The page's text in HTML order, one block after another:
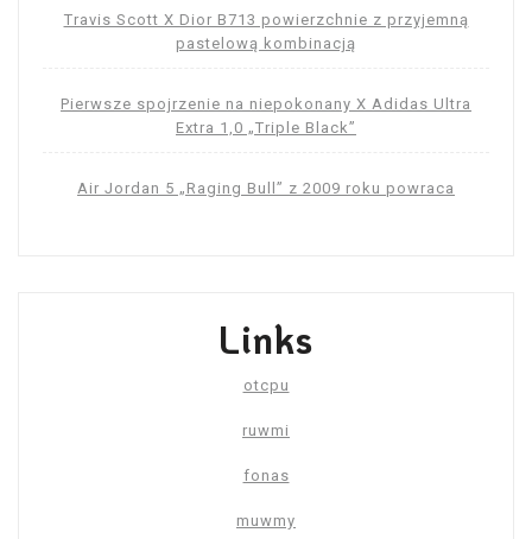
Travis Scott X Dior B713 powierzchnie z przyjemną
pastelową kombinacją
Pierwsze spojrzenie na niepokonany X Adidas Ultra
Extra 1,0 „Triple Black”
Air Jordan 5 „Raging Bull” z 2009 roku powraca
Links
otcpu
ruwmi
fonas
muwmy